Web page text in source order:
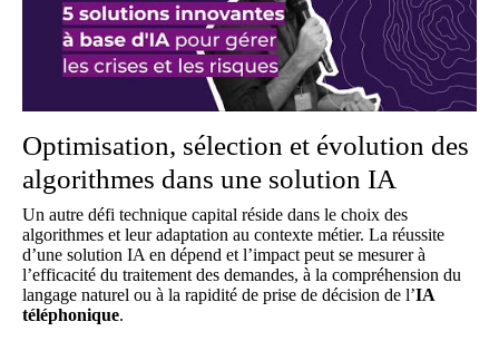
Optimisation, sélection et évolution des
algorithmes dans une solution IA
Un autre défi technique capital réside dans le choix des
algorithmes et leur adaptation au contexte métier. La réussite
d’une solution IA en dépend et l’impact peut se mesurer à
l’efficacité du traitement des demandes, à la compréhension du
langage naturel ou à la rapidité de prise de décision de l’IA
téléphonique.